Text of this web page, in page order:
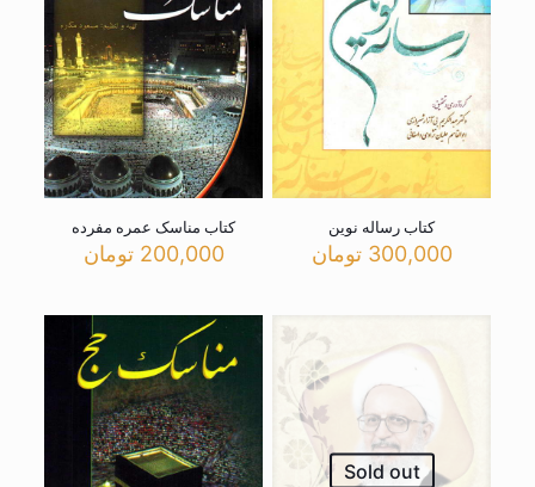
کتاب رساله نوین
300,000 تومان
کتاب مناسک عمره مفرده
200,000 تومان
Sold out